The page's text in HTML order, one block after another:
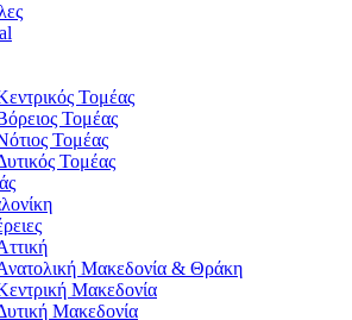
Τομέας
Τομέας
Τομέας
Τομέας
Μακεδονία & Θράκη
Μακεδονία
Μακεδονία